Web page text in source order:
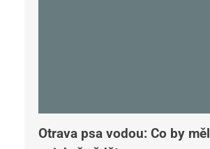
Otrava psa vodou: Co by